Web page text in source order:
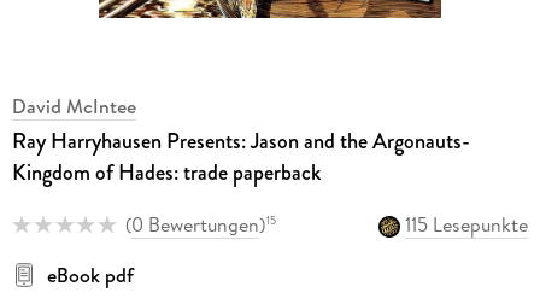
David McIntee
Ray Harryhausen Presents: Jason and the Argonauts-
Kingdom of Hades: trade paperback
(0 Bewertungen)15
115 Lesepunkte
eBook pdf